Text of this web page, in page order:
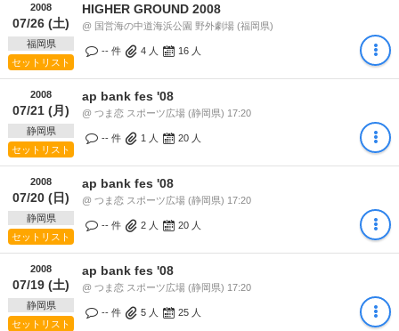
2008
07/26 (土)
福岡県
セットリスト
HIGHER GROUND 2008
@ 国営海の中道海浜公園 野外劇場 (福岡県)
-- 件 4 人 16 人
2008
07/21 (月)
静岡県
セットリスト
ap bank fes '08
@ つま恋 スポーツ広場 (静岡県) 17:20
-- 件 1 人 20 人
2008
07/20 (日)
静岡県
セットリスト
ap bank fes '08
@ つま恋 スポーツ広場 (静岡県) 17:20
-- 件 2 人 20 人
2008
07/19 (土)
静岡県
セットリスト
ap bank fes '08
@ つま恋 スポーツ広場 (静岡県) 17:20
-- 件 5 人 25 人